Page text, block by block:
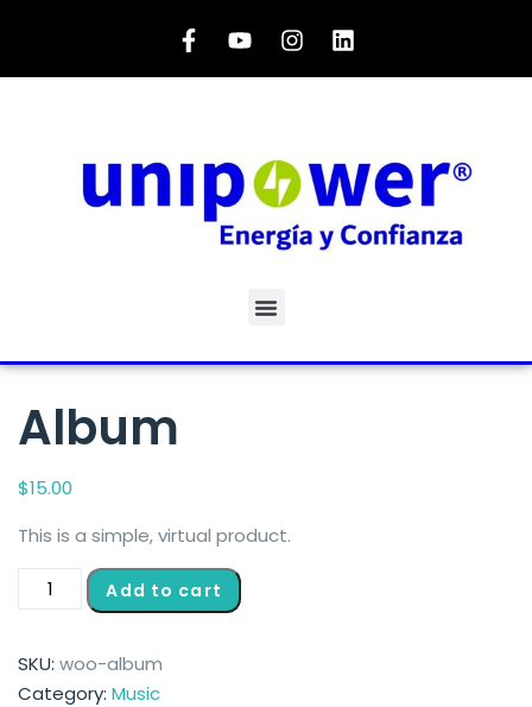
Album
$15.00
This is a simple, virtual product.
Add to cart
SKU: woo-album
Category: Music